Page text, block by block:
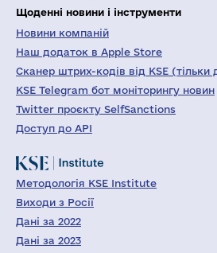
Щоденні новини і інструменти
Новини компаній
Наш додаток в Apple Store
Сканер штрих-кодів від KSE (тільки
KSE Telegram бот моніторингу новин
Twitter проєкту SelfSanctions
Доступ до API
Методологія KSE Institute
Виходи з Росії
Дані за 2022
Дані за 2023